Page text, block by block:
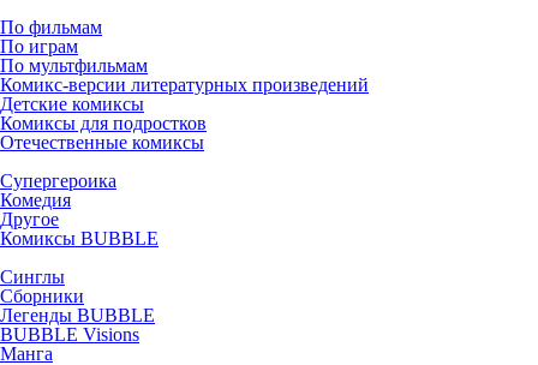
По фильмам
По играм
По мультфильмам
Комикс-версии литературных произведений
Детские комиксы
Комиксы для подростков
Отечественные комиксы
Супергероика
Комедия
Другое
Комиксы BUBBLE
Синглы
Сборники
Легенды BUBBLE
BUBBLE Visions
Манга